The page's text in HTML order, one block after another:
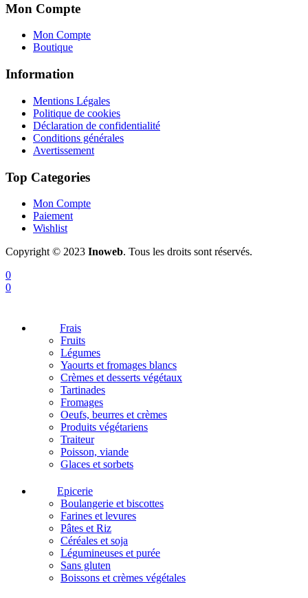
Mon Compte
Mon Compte
Boutique
Information
Mentions Légales
Politique de cookies
Déclaration de confidentialité
Conditions générales
Avertissement
Top Categories
Mon Compte
Paiement
Wishlist
Copyright © 2023 Inoweb. Tous les droits sont réservés.
0
0
Frais
Fruits
Légumes
Yaourts et fromages blancs
Crèmes et desserts végétaux
Tartinades
Fromages
Oeufs, beurres et crèmes
Produits végétariens
Traiteur
Poisson, viande
Glaces et sorbets
Epicerie
Boulangerie et biscottes
Farines et levures
Pâtes et Riz
Céréales et soja
Légumineuses et purée
Sans gluten
Boissons et crèmes végétales